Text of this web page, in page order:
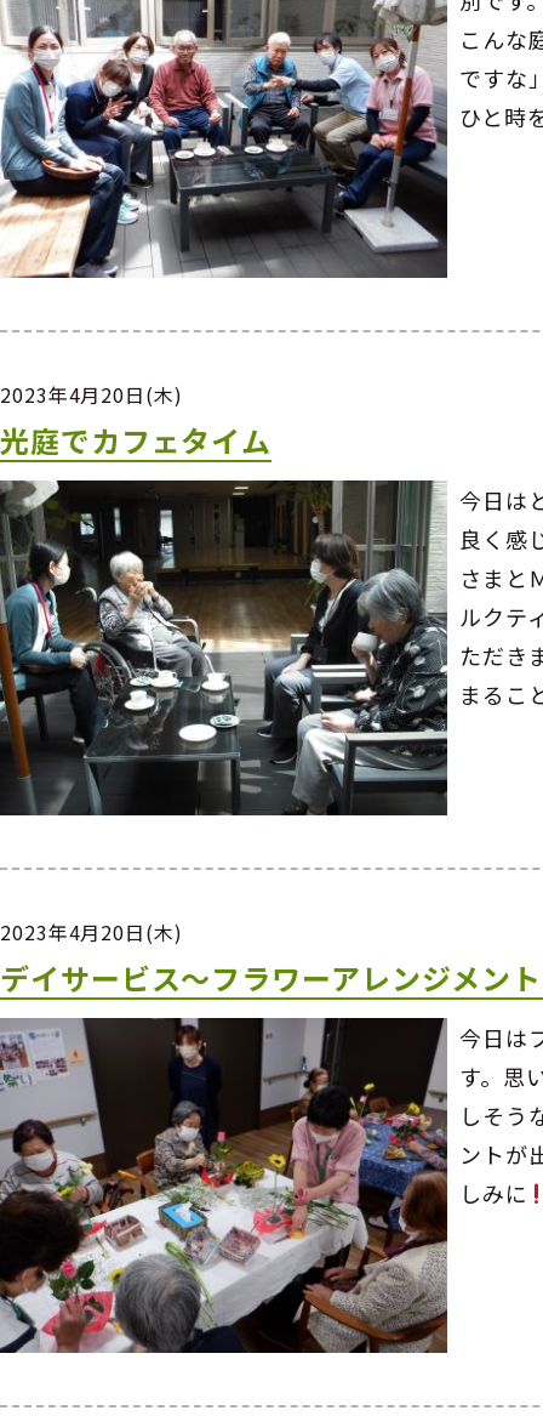
こんな
ですな
ひと時
2023年4月20日(木)
光庭でカフェタイム
今日は
良く感
さまと
ルクテ
ただき
まる
2023年4月20日(木)
デイサービス～フラワーアレンジメン
今日は
す。思
しそう
ントが
しみに